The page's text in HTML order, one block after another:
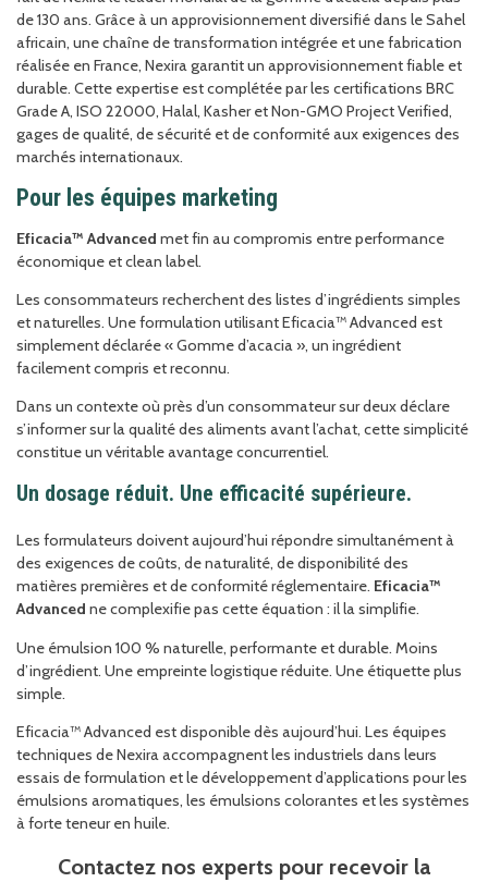
de 130 ans. Grâce à un approvisionnement diversifié dans le Sahel
africain, une chaîne de transformation intégrée et une fabrication
réalisée en France, Nexira garantit un approvisionnement fiable et
durable. Cette expertise est complétée par les certifications BRC
Grade A, ISO 22000, Halal, Kasher et Non-GMO Project Verified,
gages de qualité, de sécurité et de conformité aux exigences des
marchés internationaux.
Pour les équipes marketing
Eficacia™ Advanced met fin au compromis entre performance
économique et clean label.
Les consommateurs recherchent des listes d’ingrédients simples
et naturelles. Une formulation utilisant Eficacia™ Advanced est
simplement déclarée « Gomme d’acacia », un ingrédient
facilement compris et reconnu.
Dans un contexte où près d’un consommateur sur deux déclare
s’informer sur la qualité des aliments avant l’achat, cette simplicité
constitue un véritable avantage concurrentiel.
Un dosage réduit. Une efficacité supérieure.
Les formulateurs doivent aujourd’hui répondre simultanément à
des exigences de coûts, de naturalité, de disponibilité des
matières premières et de conformité réglementaire. Eficacia™
Advanced ne complexifie pas cette équation : il la simplifie.
Une émulsion 100 % naturelle, performante et durable. Moins
d’ingrédient. Une empreinte logistique réduite. Une étiquette plus
simple.
Eficacia™ Advanced est disponible dès aujourd’hui. Les équipes
techniques de Nexira accompagnent les industriels dans leurs
essais de formulation et le développement d’applications pour les
émulsions aromatiques, les émulsions colorantes et les systèmes
à forte teneur en huile.
Contactez nos experts pour recevoir la